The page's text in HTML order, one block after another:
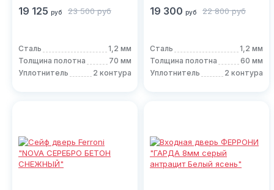
19 125 руб 23 500 руб
Сталь
1,2 мм
Толщина полотна
70 мм
Уплотнитель
2 контура
19 300 руб 22 800 руб
Сталь
1,2 мм
Толщина полотна
60 мм
Уплотнитель
2 контура